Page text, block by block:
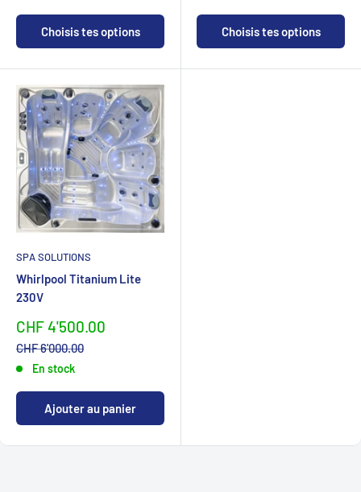
Choisis tes options Choisis tes options
SPA SOLUTIONS
Whirlpool Titanium Lite
230V
Sonderpreis
CHF 4'500.00
Normalpreis
CHF 6'000.00
En stock
Ajouter au panier